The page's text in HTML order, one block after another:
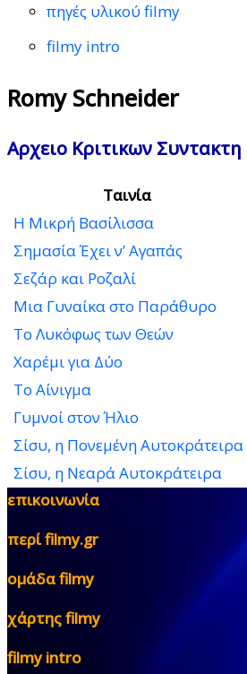
πηγές υλικού filmy
filmy intro
Romy Schneider
Αρχειο Κριτικων Συντακτη
Ταινία
Η Μικρή Βασίλισσα
Σημασία Έχει ν’ Αγαπάς
Σεζάρ και Ροζαλί
Μια Γυναίκα στο Παράθυρο
Το Λυκόφως των Θεών
Χαρέμι για Δύο
Το Αίνιγμα
Γυμνοί στον Ήλιο
Σίσυ, η Πονεμένη Αυτοκράτειρα
Σίσυ, η Νεαρά Αυτοκράτειρα
επικοινωνία
περί filmy.gr
ομάδα filmy
χάρτης filmy
filmy intro